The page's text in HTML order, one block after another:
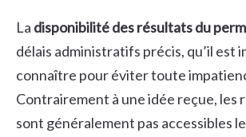
La disponibilité des résultats du
délais administratifs précis, qu’il est
connaître pour éviter toute
Contrairement à une idée reçue, les
sont généralement pas accessibles